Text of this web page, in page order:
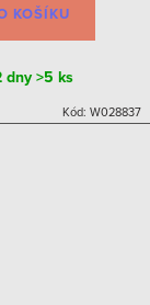
KOŠÍKU
dny>5 ks
Kód: W028837